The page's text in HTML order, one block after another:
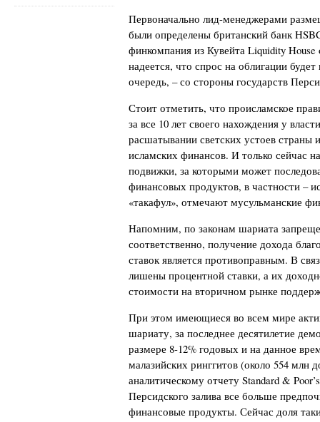
Первоначально лид-менеджерами
были определены британский банк
финкомпания из Кувейта Liquidity
надеется, что спрос на облигации
очередь, – со стороны государств
Стоит отметить, что происламское
за все 10 лет своего нахождения у
расшатывании светских устоев страны
исламских финансов. И только сейчас
подвижки, за которыми может
финансовых продуктов, в частности –
«такафул», отмечают мусульманские
Напомним, по законам шариата
соответственно, получение дохода
ставок является противоправным. В
лишены процентной ставки, а их
стоимости на вторичном рынке
При этом имеющиеся во всем мире
шариату, за последнее десятилетие
размере 8-12% годовых и на данное
малазийских ринггитов (около 554 млн
аналитическому отчету Standard &
Персидского залива все больше
финансовые продукты. Сейчас доля